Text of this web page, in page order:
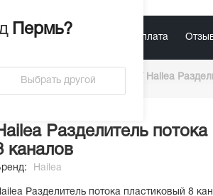
Пермь?
Выбрать другой
Акции Доставка / Оплата
/Разделители потока Hailea
Разделитель
каналов
Hailea
Разделитель потока пластиковый 8